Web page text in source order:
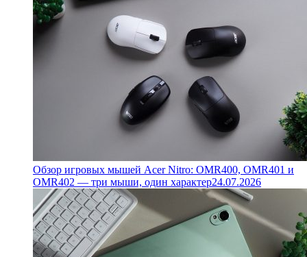
Обзор игровых мышей Acer Nitro: OMR400, OMR401 и
OMR402 — три мыши, один характер24.07.2026